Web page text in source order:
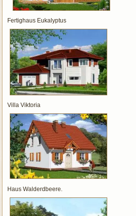
Fertighaus Eukalyptus
Villa Viktoria
Haus Walderdbeere.